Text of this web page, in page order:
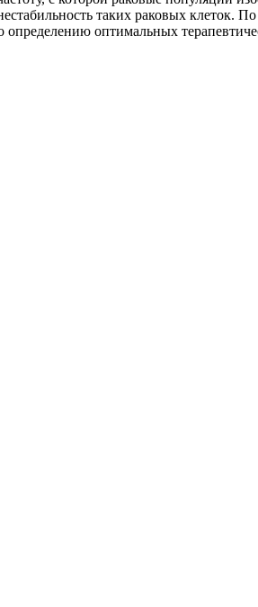
таких раковых
оптимальных